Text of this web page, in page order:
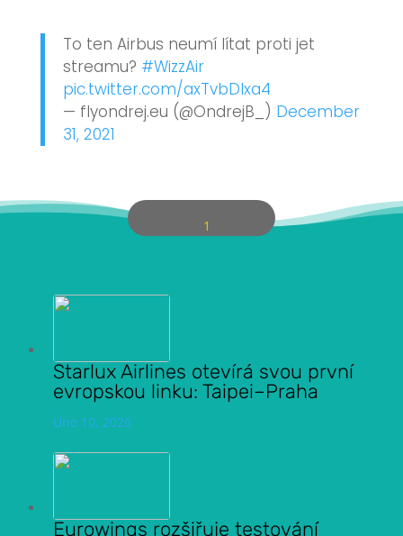
To ten Airbus neumí lítat proti jet
streamu? #WizzAir
pic.twitter.com/axTvbDlxa4
— flyondrej.eu (@OndrejB_) December
31, 2021
1
Starlux Airlines otevírá svou první
evropskou linku: Taipei–Praha
Úno 10, 2026
Eurowings rozšiřuje testování